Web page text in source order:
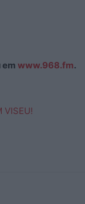
em www.968.fm.